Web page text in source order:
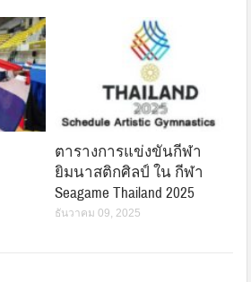
ตารางการแข่งขันกีฬา
ยิมนาสติกศิลป์ ใน กีฬา
Seagame Thailand 2025
ธันวาคม 09, 2025